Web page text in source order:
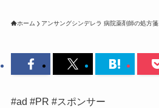
ホーム アンサングシンデレラ 病院薬剤師の処方箋
#ad #PR #スポンサー